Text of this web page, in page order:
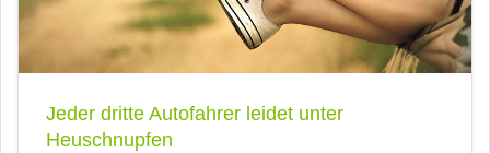
Jeder dritte Autofahrer leidet unter
Heuschnupfen